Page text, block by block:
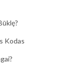
Kodas